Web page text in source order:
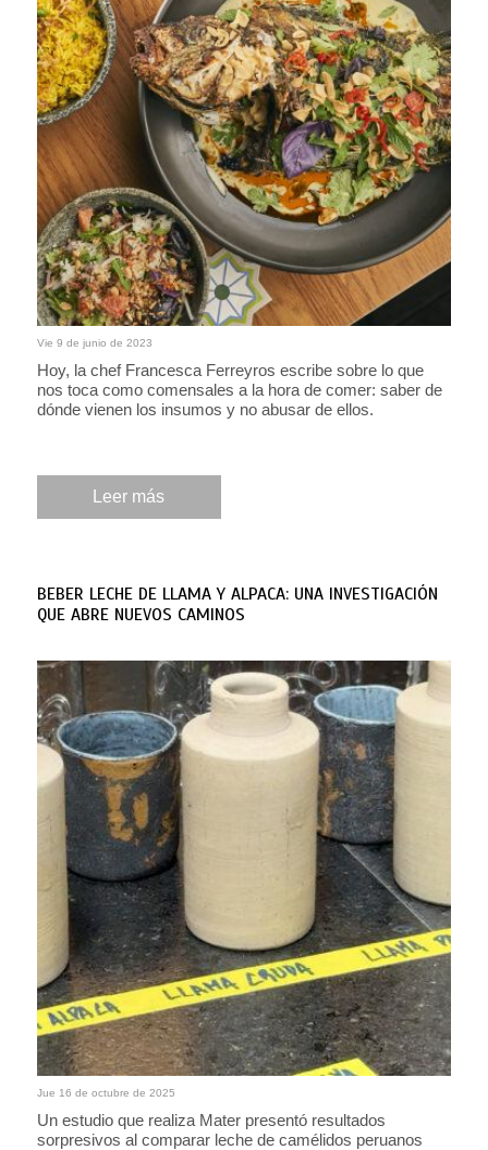
Vie 9 de junio de 2023
Hoy, la chef Francesca Ferreyros escribe sobre lo que
nos toca como comensales a la hora de comer: saber de
dónde vienen los insumos y no abusar de ellos.
Leer más
BEBER LECHE DE LLAMA Y ALPACA: UNA INVESTIGACIÓN
QUE ABRE NUEVOS CAMINOS
Jue 16 de octubre de 2025
Un estudio que realiza Mater presentó resultados
sorpresivos al comparar leche de camélidos peruanos